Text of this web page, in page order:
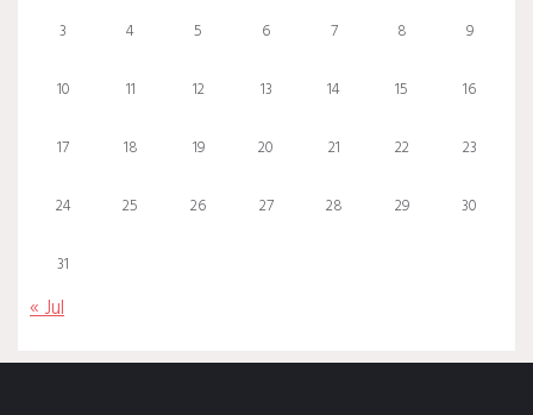
3 4 5 6 7 8 9
10 11 12 13 14 15 16
17 18 19 20 21 22 23
24 25 26 27 28 29 30
31
« Jul